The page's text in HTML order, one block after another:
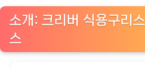
소개: 크리버 식용구리
스